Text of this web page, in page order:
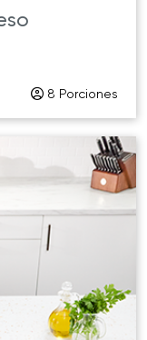
8 Porciones